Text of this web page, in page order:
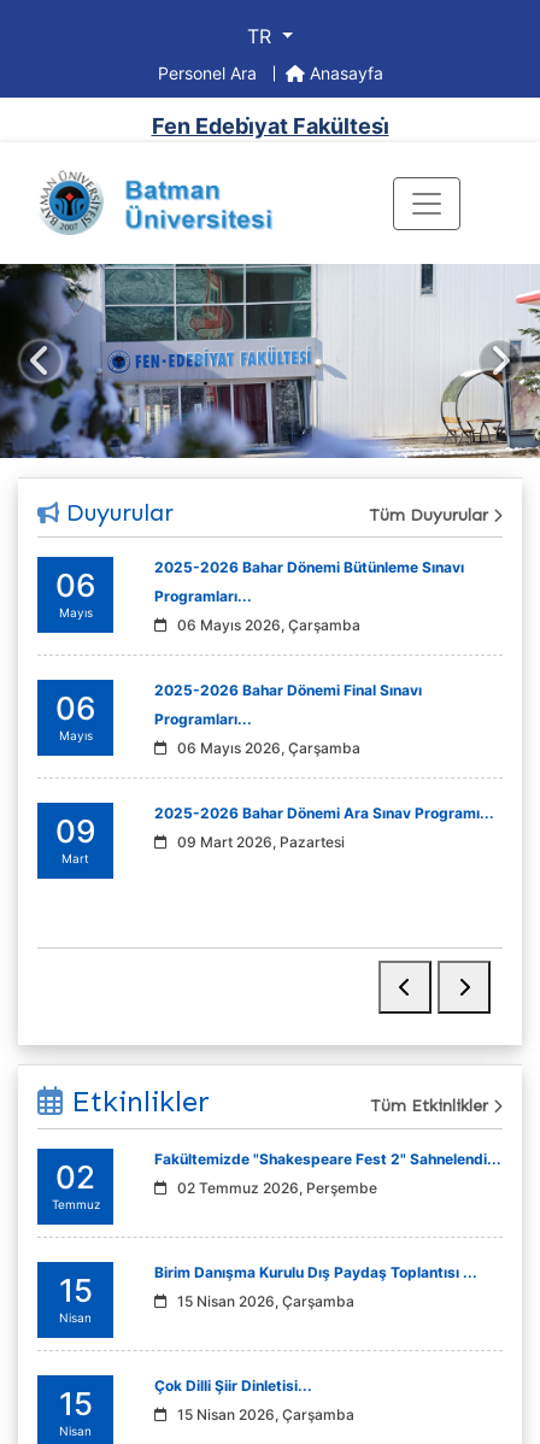
TR
Personel Ara Anasayfa
Fen Edebi̇yat Fakültesi̇
Önceki
Duyurular Tüm Duyurular
06
Mayıs
2025-2026 Bahar Dönemi Bütünleme Sınavı
Programları...
06 Mayıs 2026, Çarşamba
06
Mayıs
2025-2026 Bahar Dönemi Final Sınavı
Programları...
06 Mayıs 2026, Çarşamba
09
Mart
2025-2026 Bahar Dönemi Ara Sınav Programı...
09 Mart 2026, Pazartesi
Etkinlikler Tüm Etkinlikler
02
Temmuz
Fakültemizde "Shakespeare Fest 2" Sahnelendi...
02 Temmuz 2026, Perşembe
15
Nisan
Birim Danışma Kurulu Dış Paydaş Toplantısı ...
15 Nisan 2026, Çarşamba
15
Nisan
Çok Dilli Şiir Dinletisi...
15 Nisan 2026, Çarşamba